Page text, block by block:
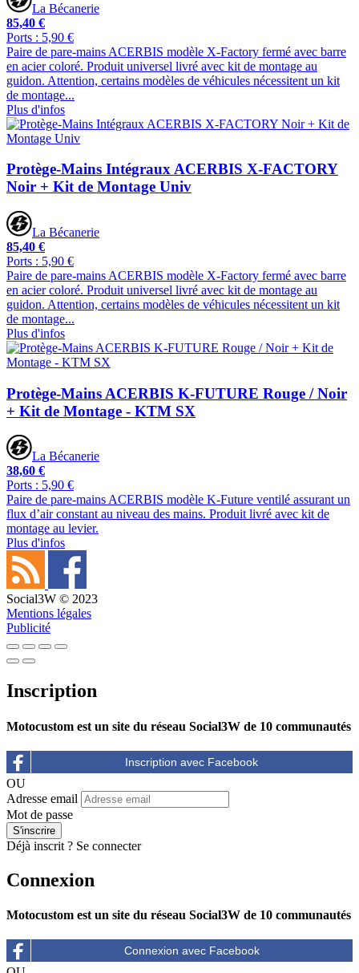
La Bécanerie
85,40 €
Ports : 5,90 €
Paire de pare-mains ACERBIS modèle X-Factory fermé avec barre
en acier coloré. Produit universel livré avec kit de montage au
guidon. Attention, certains modèles de véhicules nécessitent un kit
de montage...
Plus d'infos
Protège-Mains Intégraux ACERBIS X-FACTORY
Noir + Kit de Montage Univ
La Bécanerie
85,40 €
Ports : 5,90 €
Paire de pare-mains ACERBIS modèle X-Factory fermé avec barre
en acier coloré. Produit universel livré avec kit de montage au
guidon. Attention, certains modèles de véhicules nécessitent un kit
de montage...
Plus d'infos
Protège-Mains ACERBIS K-FUTURE Rouge / Noir
+ Kit de Montage - KTM SX
La Bécanerie
38,60 €
Ports : 5,90 €
Paire de pare-mains ACERBIS modèle K-Future ventilé assurant un
flux d’air constant au niveau des mains. Produit livré avec kit de
montage au levier.
Plus d'infos
Social3W © 2023
Mentions légales
Publicité
Inscription
Motocustom est un site du réseau Social3W de 10 communautés
OU
Adresse email
Mot de passe
Déjà inscrit ? Se connecter
Connexion
Motocustom est un site du réseau Social3W de 10 communautés